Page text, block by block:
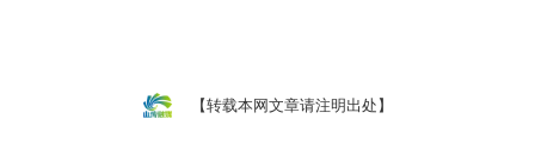
【转载本网文章请注明出处】